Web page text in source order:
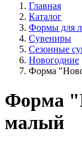
Главная
Каталог
Формы для
Сувениры
Сезонные
Новогодние
Форма
Форма
малый